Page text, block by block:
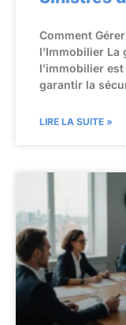
Comment
l’Immobilier
l’immobilier
garantir la
LIRE LA SUITE »